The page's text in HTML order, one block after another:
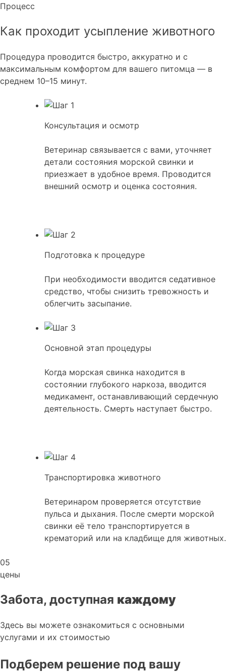
Процесс
Как проходит усыпление животного
Процедура проводится быстро, аккуратно и с
максимальным комфортом для вашего питомца — в
среднем 10–15 минут.
Консультация и осмотр
Ветеринар связывается с вами, уточняет
детали состояния морской свинки и
приезжает в удобное время. Проводится
внешний осмотр и оценка состояния.
Подготовка к процедуре
При необходимости вводится седативное
средство, чтобы снизить тревожность и
облегчить засыпание.
Основной этап процедуры
Когда морская свинка находится в
состоянии глубокого наркоза, вводится
медикамент, останавливающий сердечную
деятельность. Смерть наступает быстро.
Транспортировка животного
Ветеринаром проверяется отсутствие
пульса и дыхания. После смерти морской
свинки её тело транспортируется в
крематорий или на кладбище для животных.
05
цены
Забота, доступная каждому
Здесь вы можете ознакомиться с основными
услугами и их стоимостью
Подберем решение под вашу